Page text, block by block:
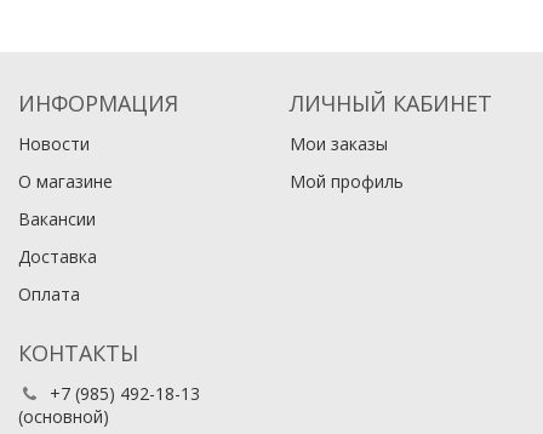
ИНФОРМАЦИЯ
Новости
О магазине
Вакансии
Доставка
Оплата
ЛИЧНЫЙ КАБИНЕТ
Мои заказы
Мой профиль
КОНТАКТЫ
+7 (985) 492-18-13
(основной)